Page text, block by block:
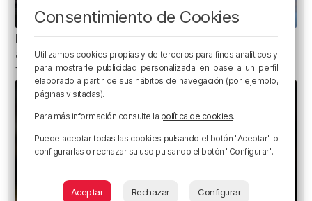
Bilbao contará con 37 txosnas, 19 puestos de
artesanía, diez de venta de globos y seis food
trucks en Aste Nagusia
Consentimiento de Cookies
Utilizamos cookies propias y de terceros para fines analíticos y
para mostrarle publicidad personalizada en base a un perfil
elaborado a partir de sus hábitos de navegación (por ejemplo,
páginas visitadas).
Para más información consulte la política de cookies.
Puede aceptar todas las cookies pulsando el botón "Aceptar" o
configurarlas o rechazar su uso pulsando el botón "Configurar".
Aceptar Rechazar Configurar